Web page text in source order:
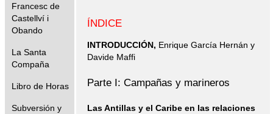
Francesc de
Castellví i
Obando
La Santa
Compaña
Libro de Horas
Subversión y
ÍNDICE
INTRODUCCIÓN, Enrique García Hernán y
Davide Maffi
Parte I: Campañas y marineros
Las Antillas y el Caribe en las relaciones